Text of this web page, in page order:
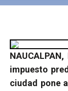
impuesto
ciudad pone